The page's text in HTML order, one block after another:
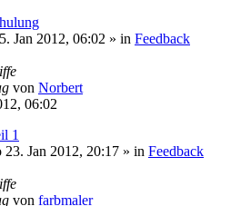
Jan 2012, 06:02 » in Feedback
von Norbert
06:02
1
23. Jan 2012, 20:17 » in Feedback
von farbmaler